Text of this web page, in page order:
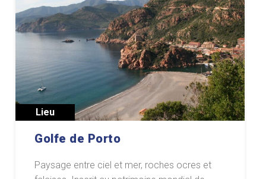
Lieu
Golfe de Porto
Paysage entre ciel et mer, roches ocres et